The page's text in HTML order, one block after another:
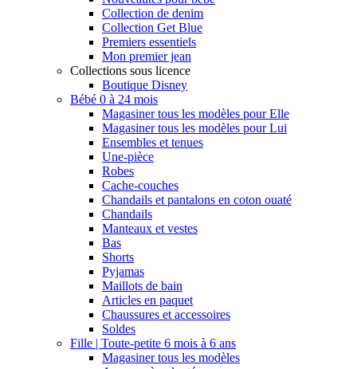
Collection de denim
Collection Get Blue
Premiers essentiels
Mon premier jean
Collections sous licence
Boutique Disney
Bébé 0 à 24 mois
Magasiner tous les modèles pour Elle
Magasiner tous les modèles pour Lui
Ensembles et tenues
Une-pièce
Robes
Cache-couches
Chandails et pantalons en coton ouaté
Chandails
Manteaux et vestes
Bas
Shorts
Pyjamas
Maillots de bain
Articles en paquet
Chaussures et accessoires
Soldes
Fille | Toute-petite 6 mois à 6 ans
Magasiner tous les modèles